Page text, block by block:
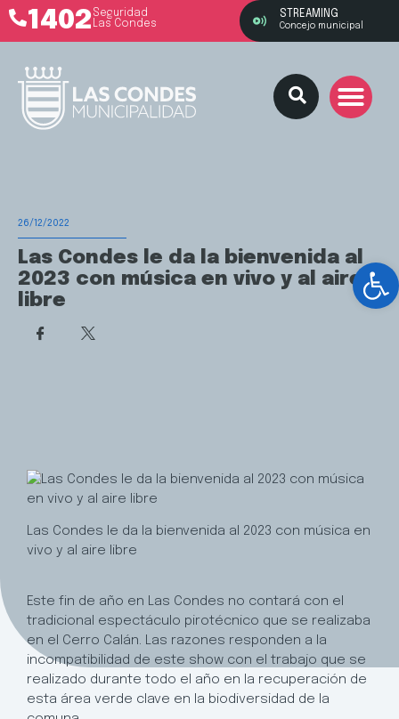
1402 Seguridad
Las Condes
STREAMING
Concejo municipal
26/12/2022
Las Condes le da la bienvenida al
2023 con música en vivo y al aire
libre
Las Condes le da la bienvenida al 2023 con música en
vivo y al aire libre
Este fin de año en Las Condes no contará con el
tradicional espectáculo pirotécnico que se realizaba
en el Cerro Calán. Las razones responden a la
incompatibilidad de este show con el trabajo que se
realizado durante todo el año en la recuperación de
esta área verde clave en la biodiversidad de la